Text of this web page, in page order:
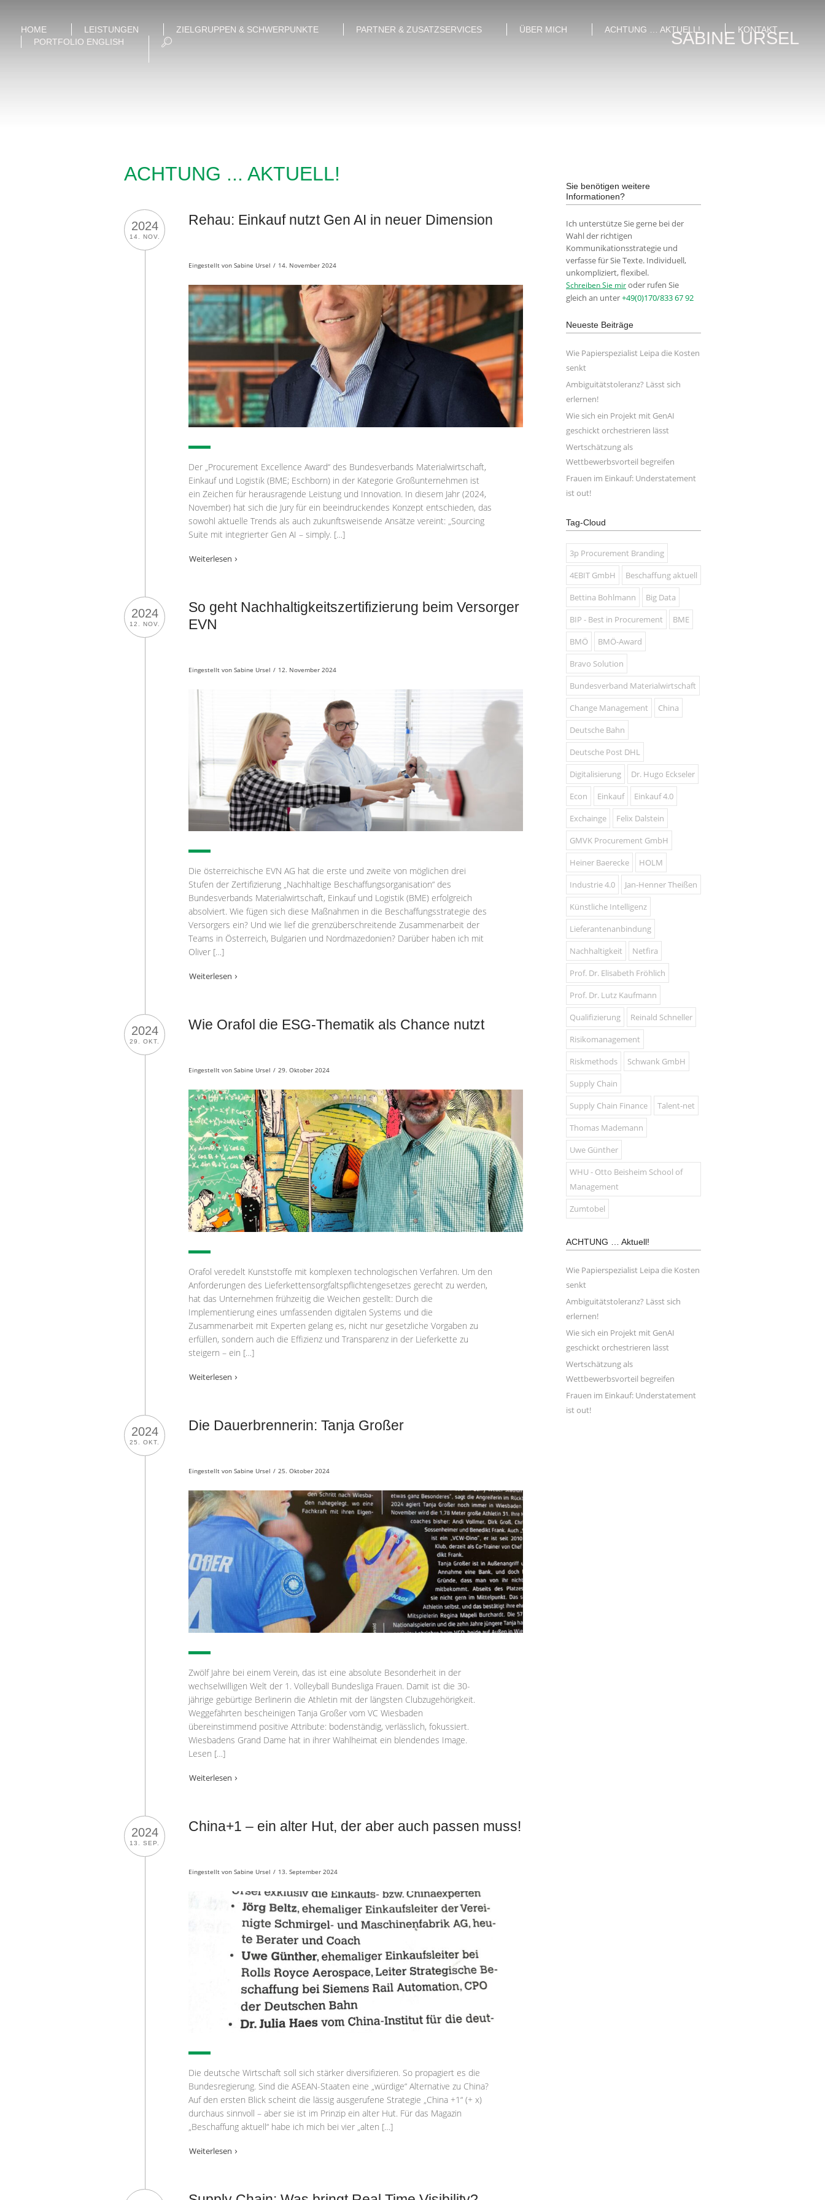
SABINE URSEL
HOME LEISTUNGEN ZIELGRUPPEN & SCHWERPUNKTE PARTNER & ZUSATZSERVICES ÜBER MICH ACHTUNG … AKTUELL!
KONTAKT
PORTFOLIO ENGLISH
ACHTUNG ... AKTUELL!
2024
14. NOV.
Rehau: Einkauf nutzt Gen AI in neuer Dimension
Eingestellt von Sabine Ursel / 14. November 2024
Der „Procurement Excellence Award“ des Bundesverbands Materialwirtschaft,
Einkauf und Logistik (BME; Eschborn) in der Kategorie Großunternehmen ist
ein Zeichen für herausragende Leistung und Innovation. In diesem Jahr (2024,
November) hat sich die Jury für ein beeindruckendes Konzept entschieden, das
sowohl aktuelle Trends als auch zukunftsweisende Ansätze vereint: „Sourcing
Suite mit integrierter Gen AI – simply. […]
Weiterlesen
2024
12. NOV.
So geht Nachhaltigkeitszertifizierung beim Versorger
EVN
Eingestellt von Sabine Ursel / 12. November 2024
Die österreichische EVN AG hat die erste und zweite von möglichen drei
Stufen der Zertifizierung „Nachhaltige Beschaffungsorganisation“ des
Bundesverbands Materialwirtschaft, Einkauf und Logistik (BME) erfolgreich
absolviert. Wie fügen sich diese Maßnahmen in die Beschaffungsstrategie des
Versorgers ein? Und wie lief die grenzüberschreitende Zusammenarbeit der
Teams in Österreich, Bulgarien und Nordmazedonien? Darüber haben ich mit
Oliver […]
Weiterlesen
2024
29. OKT.
Wie Orafol die ESG-Thematik als Chance nutzt
Eingestellt von Sabine Ursel / 29. Oktober 2024
Orafol veredelt Kunststoffe mit komplexen technologischen Verfahren. Um den
Anforderungen des Lieferkettensorgfaltspflichtengesetzes gerecht zu werden,
hat das Unternehmen frühzeitig die Weichen gestellt: Durch die
Implementierung eines umfassenden digitalen Systems und die
Zusammenarbeit mit Experten gelang es, nicht nur gesetzliche Vorgaben zu
erfüllen, sondern auch die Effizienz und Transparenz in der Lieferkette zu
steigern – ein […]
Weiterlesen
2024
25. OKT.
Die Dauerbrennerin: Tanja Großer
Eingestellt von Sabine Ursel / 25. Oktober 2024
Zwölf Jahre bei einem Verein, das ist eine absolute Besonderheit in der
wechselwilligen Welt der 1. Volleyball Bundesliga Frauen. Damit ist die 30-
jährige gebürtige Berlinerin die Athletin mit der längsten Clubzugehörigkeit.
Weggefährten bescheinigen Tanja Großer vom VC Wiesbaden
übereinstimmend positive Attribute: bodenständig, verlässlich, fokussiert.
Wiesbadens Grand Dame hat in ihrer Wahlheimat ein blendendes Image.
Lesen […]
Weiterlesen
2024
13. SEP.
China+1 – ein alter Hut, der aber auch passen muss!
Eingestellt von Sabine Ursel / 13. September 2024
Die deutsche Wirtschaft soll sich stärker diversifizieren. So propagiert es die
Bundesregierung. Sind die ASEAN-Staaten eine „würdige“ Alternative zu China?
Auf den ersten Blick scheint die lässig ausgerufene Strategie „China +1“ (+ x)
durchaus sinnvoll – aber sie ist im Prinzip ein alter Hut. Für das Magazin
„Beschaffung aktuell“ habe ich mich bei vier „alten […]
Weiterlesen
Sie benötigen weitere
Informationen?
Ich unterstütze Sie gerne bei der
Wahl der richtigen
Kommunikationsstrategie und
verfasse für Sie Texte. Individuell,
unkompliziert, flexibel.
Schreiben Sie miroder rufen Sie
gleich an unter+49(0)170/833 67 92
Neueste Beiträge
Wie Papierspezialist Leipa die Kosten
senkt
Ambiguitätstoleranz? Lässt sich
erlernen!
Wie sich ein Projekt mit GenAI
geschickt orchestrieren lässt
Wertschätzung als
Wettbewerbsvorteil begreifen
Frauen im Einkauf: Understatement
ist out!
Tag-Cloud
3p Procurement Branding
4EBIT GmbH
Beschaffung aktuell
Bettina Bohlmann
Big Data
BIP - Best in Procurement
BME
BMÖ
BMÖ-Award
Bravo Solution
Bundesverband Materialwirtschaft
Change Management
China
Deutsche Bahn
Deutsche Post DHL
Digitalisierung
Dr. Hugo Eckseler
Econ
Einkauf
Einkauf 4.0
Exchainge
Felix Dalstein
GMVK Procurement GmbH
Heiner Baerecke
HOLM
Industrie 4.0
Jan-Henner Theißen
Künstliche Intelligenz
Lieferantenanbindung
Nachhaltigkeit
Netfira
Prof. Dr. Elisabeth Fröhlich
Prof. Dr. Lutz Kaufmann
Qualifizierung
Reinald Schneller
Risikomanagement
Riskmethods
Schwank GmbH
Supply Chain
Supply Chain Finance
Talent-net
Thomas Mademann
Uwe Günther
WHU - Otto Beisheim School of
Management
Zumtobel
ACHTUNG … Aktuell!
Wie Papierspezialist Leipa die Kosten
senkt
Ambiguitätstoleranz? Lässt sich
erlernen!
Wie sich ein Projekt mit GenAI
geschickt orchestrieren lässt
Wertschätzung als
Wettbewerbsvorteil begreifen
Frauen im Einkauf: Understatement
ist out!